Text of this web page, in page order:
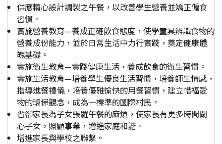
供應精心設計調製之午餐，以改善學生營養並矯正偏食
習慣。
實施營養教育—養成正確飲食態度，使學童具辨識食物的
營養成份能力，並於日常生活中力行實踐，奠定健康體
魄基礎。
實施衛生教育—實踐健康生活，養成飲食的衛生習慣。
實施生活教育—培養學生優良生活習慣，培養師生情感，
指導進餐禮儀，培養優雅愉快的用餐習慣，建立惜福愛
物的環保觀念，成為一標準的國際村民。
省卻家長為子女張羅午餐的麻煩，使家長有更多時間關
心子女，照顧事業，增進家庭和諧。
增進家長與學校之聯繫。